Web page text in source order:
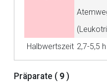
Halbwertszeit 2,7-5,5 h
Präparate ( 9 )
Aufruf einer
Betreiber verantwortlich.